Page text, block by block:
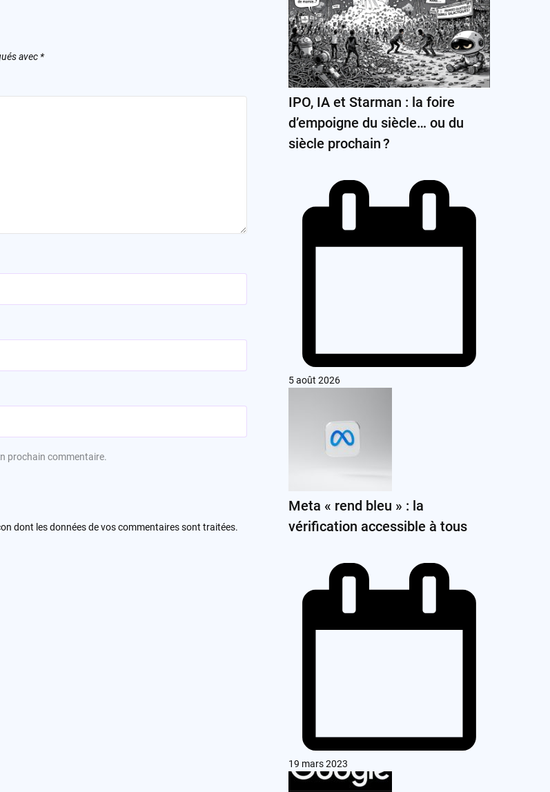
avec *
prochain commentaire.
dont les données de vos commentaires sont traitées.
IPO, IA et Starman : la foire
d’empoigne du siècle… ou du
siècle prochain ?
5 août 2026
Meta « rend bleu » : la
vérification accessible à tous
19 mars 2023